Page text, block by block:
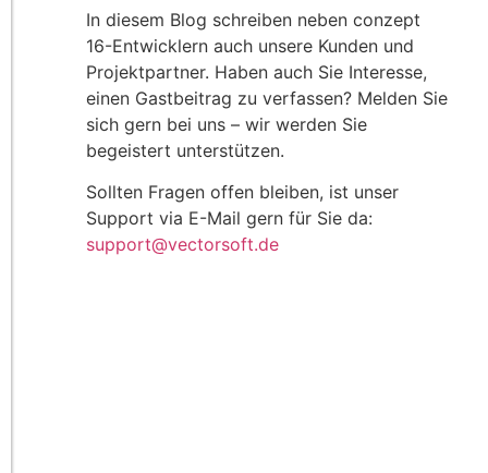
In diesem Blog schreiben neben conzept
16-Entwicklern auch unsere Kunden und
Projektpartner. Haben auch Sie Interesse,
einen Gastbeitrag zu verfassen? Melden Sie
sich gern bei uns – wir werden Sie
begeistert unterstützen.
Sollten Fragen offen bleiben, ist unser
Support via E-Mail gern für Sie da:
support@vectorsoft.de